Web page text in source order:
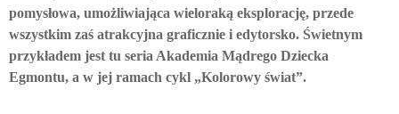
pomysłowa, umożliwiająca wieloraką eksplorację, przede
wszystkim zaś atrakcyjna graficznie i edytorsko. Świetnym
przykładem jest tu seria Akademia Mądrego Dziecka
Egmontu, a w jej ramach cykl „Kolorowy świat”.